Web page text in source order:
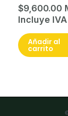
$9,600.00
Añadir al
carrito